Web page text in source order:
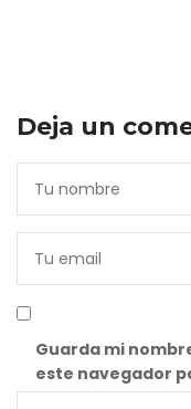
Deja un
Guarda mi
este navegador